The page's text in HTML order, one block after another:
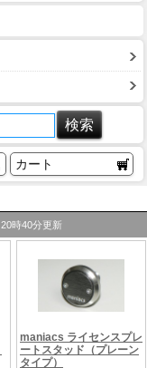
カート